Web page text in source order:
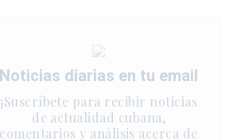
Noticias diarias en tu email
¡Suscríbete para recibir noticias
de actualidad cubana,
comentarios y análisis acerca de